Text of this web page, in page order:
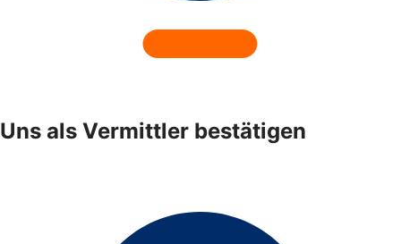
Uns als Vermittler bestätigen